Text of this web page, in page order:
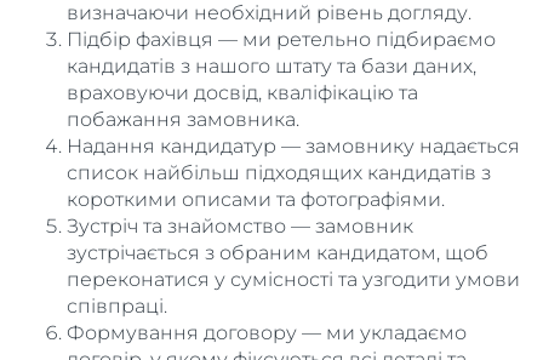
визначаючи необхідний рівень догляду.
Підбір фахівця — ми ретельно підбираємо
кандидатів з нашого штату та бази даних,
враховуючи досвід, кваліфікацію та
побажання замовника.
Надання кандидатур — замовнику надається
список найбільш підходящих кандидатів з
короткими описами та фотографіями.
Зустріч та знайомство — замовник
зустрічається з обраним кандидатом, щоб
переконатися у сумісності та узгодити умови
співпраці.
Формування договору — ми укладаємо